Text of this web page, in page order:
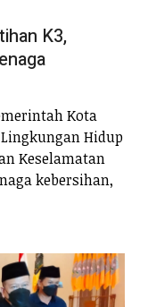
K3,
Kota
Hidup
Keselamatan
kebersihan,